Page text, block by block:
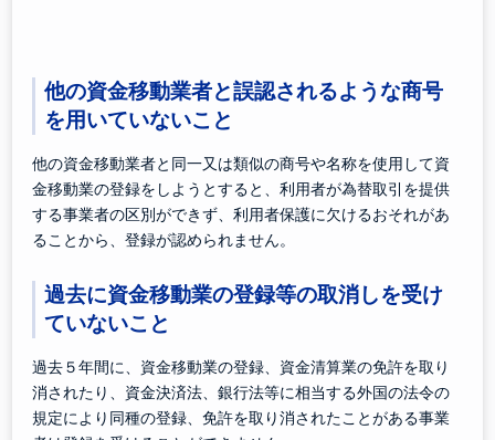
他の資金移動業者と誤認されるような商号
を用いていないこと
他の資金移動業者と同一又は類似の商号や名称を使用して資
金移動業の登録をしようとすると、利用者が為替取引を提供
する事業者の区別ができず、利用者保護に欠けるおそれがあ
ることから、登録が認められません。
過去に資金移動業の登録等の取消しを受け
ていないこと
過去５年間に、資金移動業の登録、資金清算業の免許を取り
消されたり、資金決済法、銀行法等に相当する外国の法令の
規定により同種の登録、免許を取り消されたことがある事業